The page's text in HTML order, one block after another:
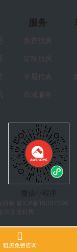
服务
免费找房
定制找房
学居代表
商城服务
微信小程序
有
豫ICP备19007390
专业好房。
租房免费咨询